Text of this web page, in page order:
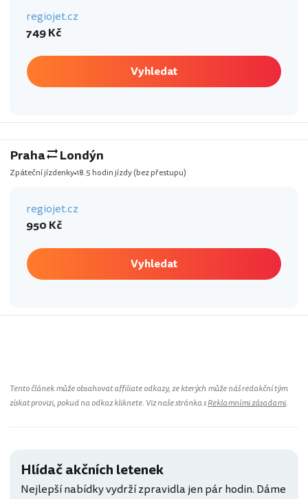
regiojet.cz
749 Kč
Vyhledat
Praha Londýn
Zpáteční jízdenky18.5 hodin jízdy(bez přestupu)
regiojet.cz
950 Kč
Vyhledat
Tento článek může obsahovat affiliate odkazy, ze kterých může náš redakční tým
získat provizi, pokud na odkaz kliknete. Viz naše stránka sReklamními zásadami.
Hlídač akčních letenek
Nejlepší nabídky vydrží zpravidla jen pár hodin. Dáme